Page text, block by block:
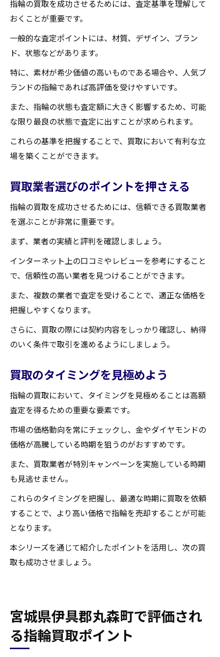
指輪の買取を成功させるためには、査定基準を理解して
おくことが重要です。
一般的な査定ポイントには、材質、デザイン、ブラン
ド、状態などがあります。
特に、素材が希少価値の高いものである場合や、人気ブ
ランドの指輪であれば高評価を受けやすいです。
また、指輪の状態も査定額に大きく影響するため、可能
な限り最良の状態で査定に出すことが求められます。
これらの基準を把握することで、買取において有利な立
場を築くことができます。
買取業者選びのポイントを押さえる
指輪の買取を成功させるためには、信頼できる買取業者
を選ぶことが非常に重要です。
まず、業者の実績と評判を確認しましょう。
インターネット上の口コミやレビューを参考にすること
で、信頼性の高い業者を見つけることができます。
また、複数の業者で査定を受けることで、適正な価格を
把握しやすくなります。
さらに、買取の際には契約内容をしっかり確認し、納得
のいく条件で取引を進めるようにしましょう。
買取のタイミングを見極めよう
指輪の買取において、タイミングを見極めることは高額
査定を得るための重要な要素です。
市場の価格動向を常にチェックし、金やダイヤモンドの
価格が高騰している時期を狙うのがおすすめです。
また、買取業者が特別キャンペーンを実施している時期
も見逃せません。
これらのタイミングを把握し、最適な時期に買取を依頼
することで、より高い価格で指輪を売却することが可能
となります。
本シリーズを通じて紹介したポイントを活用し、次の買
取も成功させましょう。
宮城県伊具郡丸森町で評価され
る指輪買取ポイント